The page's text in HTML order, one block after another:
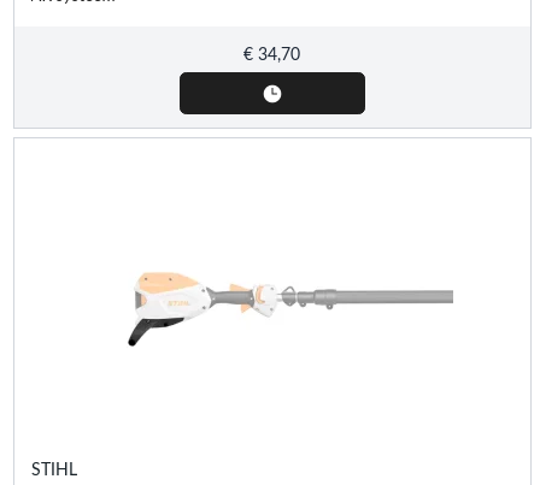
€ 34,70
STIHL